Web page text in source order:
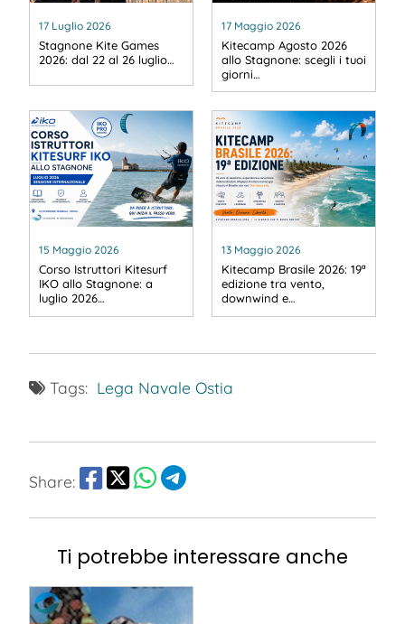
17 Luglio 2026
Stagnone Kite Games
2026: dal 22 al 26 luglio…
17 Maggio 2026
Kitecamp Agosto 2026
allo Stagnone: scegli i tuoi
giorni…
15 Maggio 2026
Corso Istruttori Kitesurf
IKO allo Stagnone: a
luglio 2026…
13 Maggio 2026
Kitecamp Brasile 2026: 19ª
edizione tra vento,
downwind e…
Tags: Lega Navale Ostia
Share:
Ti potrebbe interessare anche